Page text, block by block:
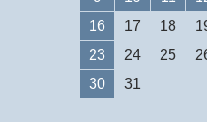
16
17 18
23
24 25
30
31